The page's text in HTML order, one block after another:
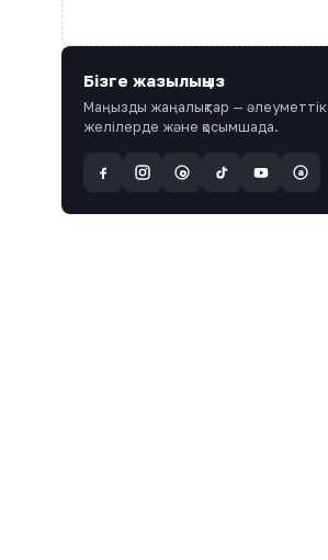
Бізге жазылыңыз
Маңызды жаңалықтар — әлеуметтік
желілерде және қосымшада.
@ a